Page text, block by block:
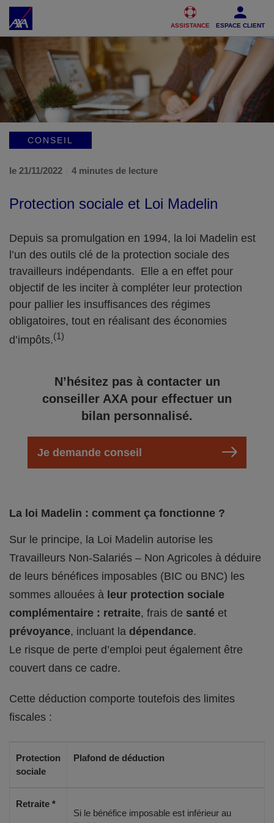
Accéder au Contenu Accéder au Pied de page
ASSISTANCE ESPACE CLIENT
CONSEIL
le 21/11/2022 4 minutes de lecture
Protection sociale et Loi Madelin
Depuis sa promulgation en 1994, la loi Madelin est
l’un des outils clé de la protection sociale des
travailleurs indépendants. Elle a en effet pour
objectif de les inciter à compléter leur protection
pour pallier les insuffisances des régimes
obligatoires, tout en réalisant des économies
d’impôts.(1)
N’hésitez pas à contacter un
conseiller AXA pour effectuer un
bilan personnalisé.
Je demande conseil
La loi Madelin : comment ça fonctionne ?
Sur le principe, la Loi Madelin autorise les
Travailleurs Non-Salariés – Non Agricoles à déduire
de leurs bénéfices imposables (BIC ou BNC) les
sommes allouées à leur protection sociale
complémentaire : retraite, frais de santé et
prévoyance, incluant la dépendance.
Le risque de perte d’emploi peut également être
couvert dans ce cadre.
Cette déduction comporte toutefois des limites
fiscales :
Protection
sociale
Plafond de déduction
Retraite *
Si le bénéfice imposable est inférieur au